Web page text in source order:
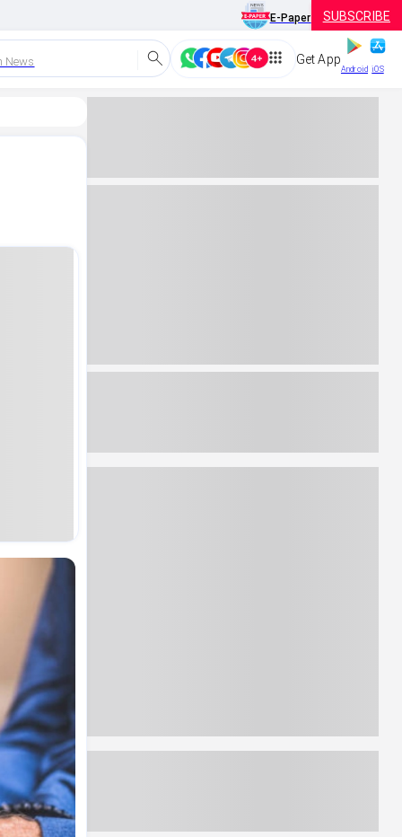
E-Paper SUBSCRIBE
News Get App
Android iOS